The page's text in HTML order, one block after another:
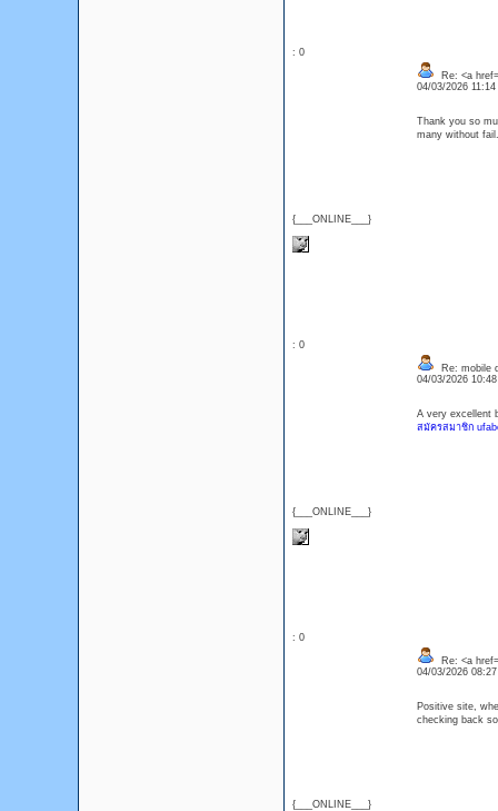
: 0
{___ONLINE___}
Re: <a
04/03/2026
Thank you so
many without
: 0
{___ONLINE___}
Re: mobile
04/03/2026
A very excellent
สมัครสมาชิก
: 0
{___ONLINE___}
Re: <a
04/03/2026
Positive site,
checking back